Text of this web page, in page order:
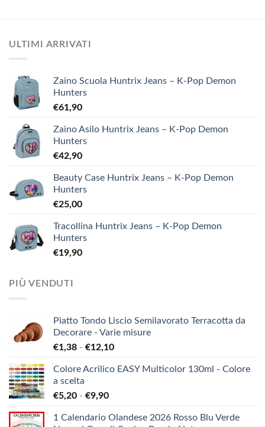
ULTIMI ARRIVATI
Zaino Scuola Huntrix Jeans – K-Pop Demon
Hunters
€61,90
Zaino Asilo Huntrix Jeans – K-Pop Demon
Hunters
€42,90
Beauty Case Huntrix Jeans – K-Pop Demon
Hunters
€25,00
Tracollina Huntrix Jeans – K-Pop Demon
Hunters
€19,90
PIÙ VENDUTI
Piatto Tondo Liscio Semilavorato Terracotta da
Decorare - Varie misure
€1,38 - €12,10Fascia
prezzo:
€12,10
Colore Acrilico EASY Multicolor 130ml - Colore
a scelta
€5,20 - €9,90Fascia
prezzo:
1 Calendario Olandese 2026 Rosso Blu Verde